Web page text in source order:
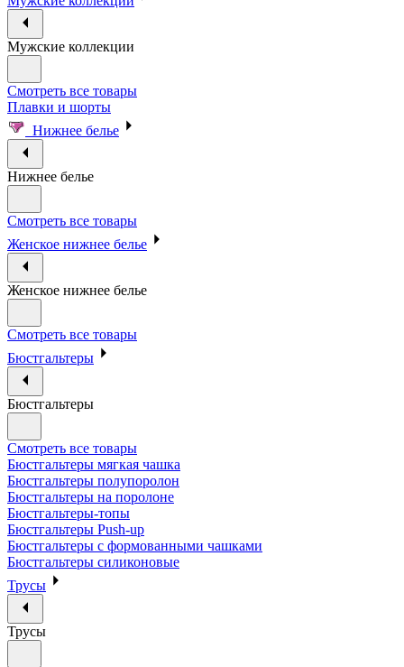
Мужские коллекции
Смотреть все товары
Плавки и шорты
Нижнее белье
Нижнее белье
Смотреть все товары
Женское нижнее белье
Женское нижнее белье
Смотреть все товары
Бюстгальтеры
Бюстгальтеры
Смотреть все товары
Бюстгальтеры мягкая чашка
Бюстгальтеры полупоролон
Бюстгальтеры на поролоне
Бюстгальтеры-топы
Бюстгальтеры Push-up
Бюстгальтеры с формованными чашками
Бюстгальтеры силиконовые
Трусы
Трусы